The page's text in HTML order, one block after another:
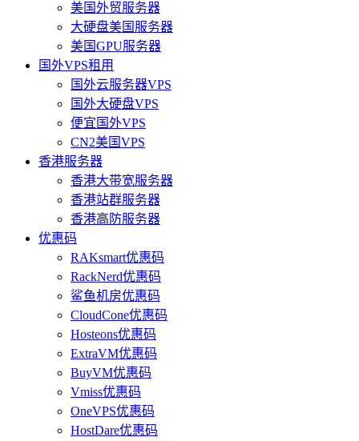
美国外贸服务器
大硬盘美国服务器
美国GPU服务器
国外VPS租用
国外云服务器VPS
国外大硬盘VPS
便宜国外VPS
CN2美国VPS
香港服务器
香港大带宽服务器
香港站群服务器
香港高防服务器
优惠码
RAKsmart优惠码
RackNerd优惠码
鲨鱼机房优惠码
CloudCone优惠码
Hosteons优惠码
ExtraVM优惠码
BuyVM优惠码
Vmiss优惠码
OneVPS优惠码
HostDare优惠码